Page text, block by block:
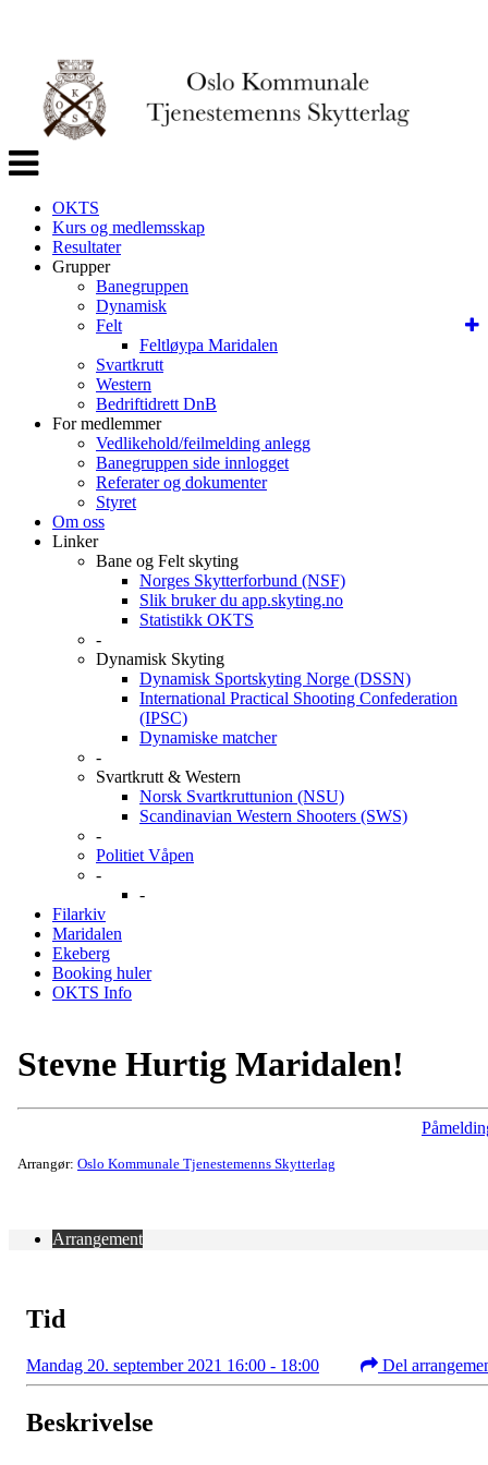
Veksle
navigasjon
OKTS
Kurs og medlemsskap
Resultater
Grupper
Banegruppen
Dynamisk
Felt
Feltløypa Maridalen
Svartkrutt
Western
Bedriftidrett DnB
For medlemmer
Vedlikehold/feilmelding anlegg
Banegruppen side innlogget
Referater og dokumenter
Styret
Om oss
Linker
Bane og Felt skyting
Norges Skytterforbund (NSF)
Slik bruker du app.skyting.no
Statistikk OKTS
-
Dynamisk Skyting
Dynamisk Sportskyting Norge (DSSN)
International Practical Shooting Confederation
(IPSC)
Dynamiske matcher
-
Svartkrutt & Western
Norsk Svartkruttunion (NSU)
Scandinavian Western Shooters (SWS)
-
Politiet Våpen
-
-
Filarkiv
Maridalen
Ekeberg
Booking huler
OKTS Info
Stevne Hurtig Maridalen!
Arrangør: Oslo Kommunale Tjenestemenns Skytterlag
Arrangement
Tid
Mandag 20. september 2021 16:00 - 18:00 Del
Beskrivelse